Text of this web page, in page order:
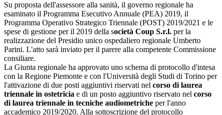
Su proposta dell'assessore alla sanità, il governo regionale ha
esaminato il Programma Esecutivo Annuale (PEA) 2019, il
Programma Operativo Strategico Triennale (POST) 2019/2021 e le
spese di gestione per il 2019 della società Coup S.r.l. per la
realizzazione del Presidio unico ospedaliero regionale Umberto
Parini. L'atto sarà inviato per il parere alla competente Commissione
consiliare.
La Giunta regionale ha approvato uno schema di protocollo d'intesa
con la Regione Piemonte e con l'Università degli Studi di Torino per
l'attivazione di due posti aggiuntivi riservati nel corso di laurea
triennale in ostetricia e di un posto aggiuntivo riservato nel corso
di laurea triennale in tecniche audiometriche per l'anno
accademico 2019/2020. Alla sottoscrizione del protocollo